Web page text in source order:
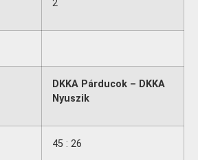
2
DKKA Párducok – DKKA
Nyuszik
45 : 26